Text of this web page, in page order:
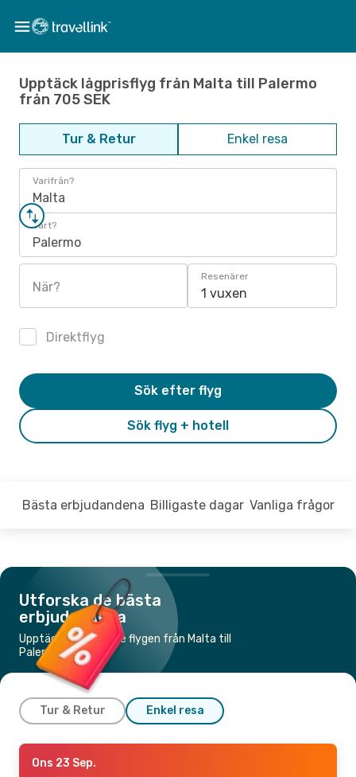
Upptäck lågprisflyg från Malta till Palermo
från 705 SEK
Tur & Retur Enkel resa
Varifrån?
Malta
Vart?
Palermo
När?
Resenärer
1 vuxen
Direktflyg
Sök flyg + hotell
Sök efter flyg
Bästa erbjudandena Billigaste dagar Vanliga frågor
Utforska de bästa
erbjudandena
Upptäck de billigaste flygen från Malta till
Palermo
Tur & Retur Enkel resa
Lör 12 Sep.- Mån 14 Sep.
Ons 23 Sep.